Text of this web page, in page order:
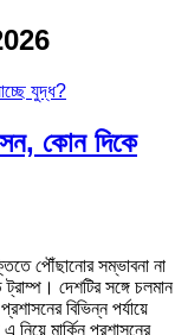
কোন দিকে
পৌঁছানোর সম্ভাবনা না
দেশটির সঙ্গে চলমান
বিভিন্ন পর্যায়ে
মার্কিন প্রশাসনের